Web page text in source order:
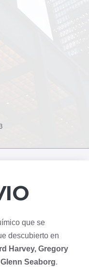
que se
descubierto en
Harvey, Gregory
Seaborg.